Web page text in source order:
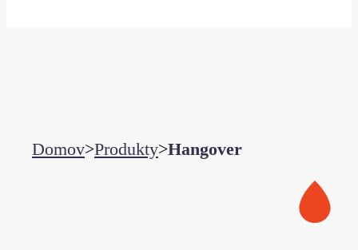
Domov>Produkty>Hangover